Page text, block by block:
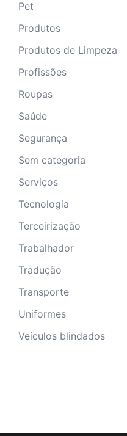
Pet
Produtos
Produtos de Limpeza
Profissões
Roupas
Saúde
Segurança
Sem categoria
Serviços
Tecnologia
Terceirização
Trabalhador
Tradução
Transporte
Uniformes
Veículos blindados